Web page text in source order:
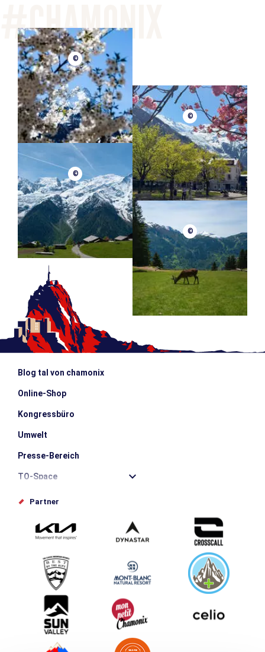
©
©
©
©
Blog tal von chamonix
Online-Shop
Kongressbüro
Umwelt
Presse-Bereich
TO-Space
Offices de tourisme
Schlagen Sie Ihr Event vor
Service groupes et séminaires
Herunterladen
Tourismus & Behinderung
Partner